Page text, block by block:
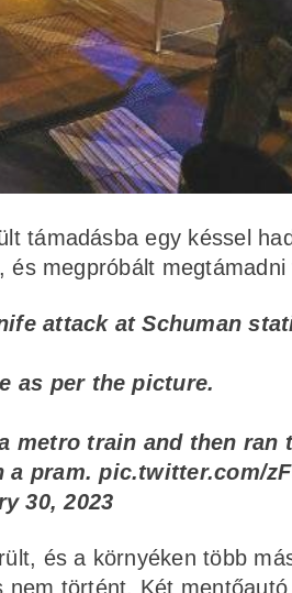
támadásba egy késsel
megpróbált megtámadni
attack at Schuman
as per the picture.
metro train and then ran
a pram.pic.twitter.com/
30, 2023
és a környéken több
történt. Két